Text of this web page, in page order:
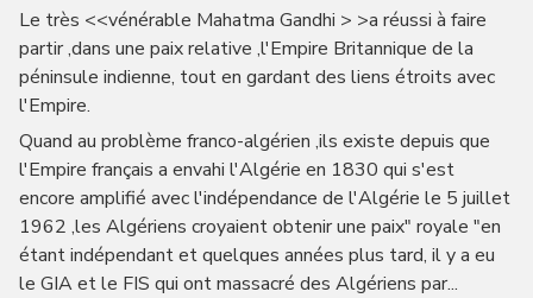
Le très <<vénérable Mahatma Gandhi > >a réussi à faire
partir ,dans une paix relative ,l'Empire Britannique de la
péninsule indienne, tout en gardant des liens étroits avec
l'Empire.
Quand au problème franco-algérien ,ils existe depuis que
l'Empire français a envahi l'Algérie en 1830 qui s'est
encore amplifié avec l'indépendance de l'Algérie le 5 juillet
1962 ,les Algériens croyaient obtenir une paix" royale "en
étant indépendant et quelques années plus tard, il y a eu
le GIA et le FIS qui ont massacré des Algériens par...